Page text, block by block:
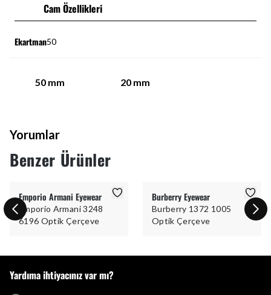
Cam Özellikleri
Ekartman50
50 mm 20 mm
Yorumlar
Benzer Ürünler
Emporio Armani Eyewear
Emporio Armani 3248
6196 Optik Çerçeve
Burberry Eyewear
Burberry 1372 1005
Optik Çerçeve
Yardıma ihtiyacınız var mı?